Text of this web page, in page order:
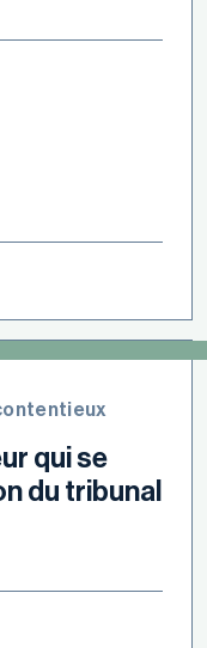
qui se
du tribunal